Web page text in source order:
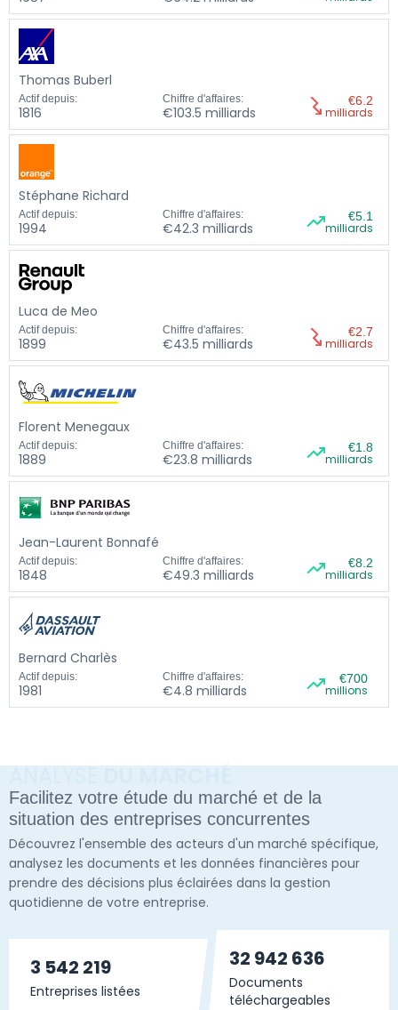
Thomas Buberl
Actif depuis:
1816
Chiffre d'affaires:
€103.5 milliards
€6.2
milliards
Stéphane Richard
Actif depuis:
1994
Chiffre d'affaires:
€42.3 milliards
€5.1
milliards
Luca de Meo
Actif depuis:
1899
Chiffre d'affaires:
€43.5 milliards
€2.7
milliards
Florent Menegaux
Actif depuis:
1889
Chiffre d'affaires:
€23.8 milliards
€1.8
milliards
Jean-Laurent Bonnafé
Actif depuis:
1848
Chiffre d'affaires:
€49.3 milliards
€8.2
milliards
Bernard Charlès
Actif depuis:
1981
Chiffre d'affaires:
€4.8 milliards
€700
millions
ANALYSEDU MARCHÉ
Facilitez votre étude du marché et de la
situation des entreprises concurrentes
Découvrez l'ensemble des acteurs d'un marché spécifique,
analysez les documents et les données financières pour
prendre des décisions plus éclairées dans la gestion
quotidienne de votre entreprise.
3 542 219
Entreprises listées
32 942 636
Documents
téléchargeables